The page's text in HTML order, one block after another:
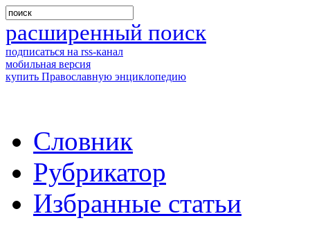
расширенный поиск
подписаться на rss-канал
мобильная версия
купить Православную энциклопедию
Словник
Рубрикатор
Избранные статьи